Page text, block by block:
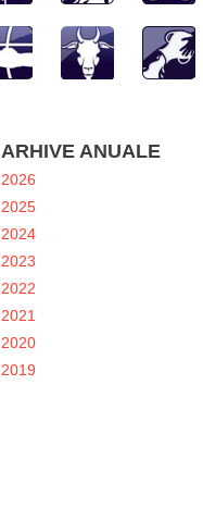
ARHIVE ANUALE
2026
2025
2024
2023
2022
2021
2020
2019